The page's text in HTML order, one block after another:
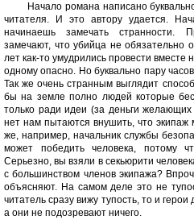
Начало романа написано
читателя. И это автору удается.
начинаешь замечать странности.
замечают, что убийца не обязательно
лет как-то умудрились провести вместе
одному опасно. Но буквально пару
Так же очень странным выглядит
бы на земле полно людей которые
только ради идеи (за деньги
нет нам пытаются внушить, что экипаж
же, например, начальник службы
может победить человека, потому
Серьезно, вы взяли в секьюрити
с большинством членов экипажа?
объясняют. На самом деле это не
читатель сразу вижу тупость, то и
а они не подозревают ничего.